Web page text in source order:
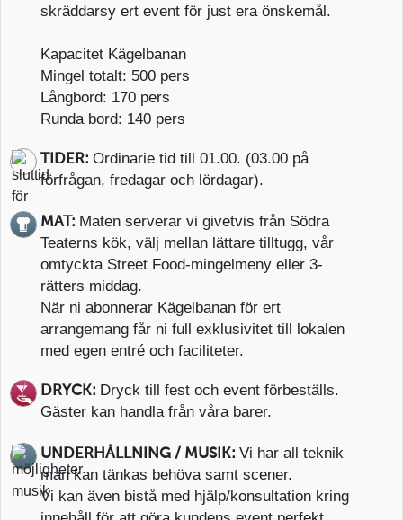
skräddarsy ert event för just era önskemål.
Kapacitet Kägelbanan
Mingel totalt: 500 pers
Långbord: 170 pers
Runda bord: 140 pers
TIDER:Ordinarie tid till 01.00. (03.00 på
förfrågan, fredagar och lördagar).
MAT: Maten serverar vi givetvis från Södra
Teaterns kök, välj mellan lättare tilltugg, vår
omtyckta Street Food-mingelmeny eller 3-
rätters middag.
När ni abonnerar Kägelbanan för ert
arrangemang får ni full exklusivitet till lokalen
med egen entré och faciliteter.
DRYCK: Dryck till fest och event förbeställs.
Gäster kan handla från våra barer.
UNDERHÅLLNING / MUSIK:Vi har all teknik
man kan tänkas behöva samt scener.
Vi kan även bistå med hjälp/konsultation kring